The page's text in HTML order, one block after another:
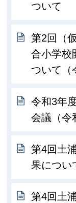
ついて
第2回（
合小学校
ついて（
令和3年
会議（令
第4回土
果につい
第4回土